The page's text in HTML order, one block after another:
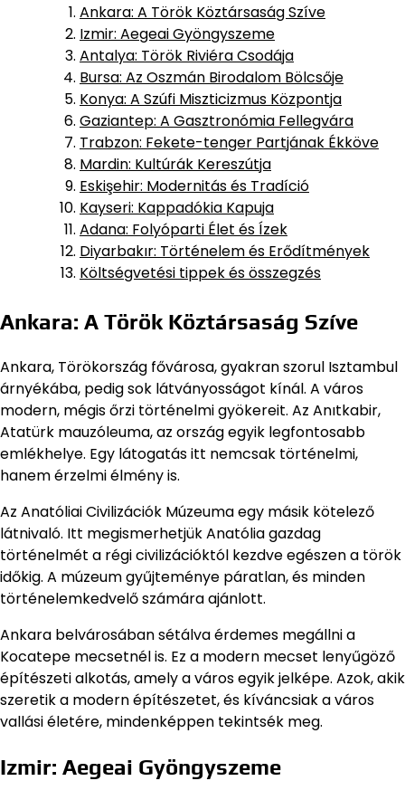
Ankara: A Török Köztársaság Szíve
Izmir: Aegeai Gyöngyszeme
Antalya: Török Riviéra Csodája
Bursa: Az Oszmán Birodalom Bölcsője
Konya: A Szúfi Miszticizmus Központja
Gaziantep: A Gasztronómia Fellegvára
Trabzon: Fekete-tenger Partjának Ékköve
Mardin: Kultúrák Kereszútja
Eskişehir: Modernitás és Tradíció
Kayseri: Kappadókia Kapuja
Adana: Folyóparti Élet és Ízek
Diyarbakır: Történelem és Erődítmények
Költségvetési tippek és összegzés
Ankara: A Török Köztársaság Szíve
Ankara, Törökország fővárosa, gyakran szorul Isztambul
árnyékába, pedig sok látványosságot kínál. A város
modern, mégis őrzi történelmi gyökereit. Az Anıtkabir,
Atatürk mauzóleuma, az ország egyik legfontosabb
emlékhelye. Egy látogatás itt nemcsak történelmi,
hanem érzelmi élmény is.
Az Anatóliai Civilizációk Múzeuma egy másik kötelező
látnivaló. Itt megismerhetjük Anatólia gazdag
történelmét a régi civilizációktól kezdve egészen a török
időkig. A múzeum gyűjteménye páratlan, és minden
történelemkedvelő számára ajánlott.
Ankara belvárosában sétálva érdemes megállni a
Kocatepe mecsetnél is. Ez a modern mecset lenyűgöző
építészeti alkotás, amely a város egyik jelképe. Azok, akik
szeretik a modern építészetet, és kíváncsiak a város
vallási életére, mindenképpen tekintsék meg.
Izmir: Aegeai Gyöngyszeme